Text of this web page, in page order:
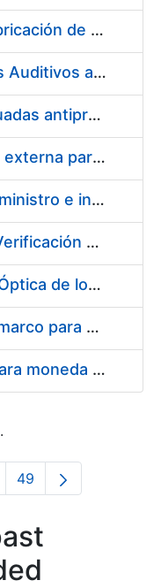
Acuerdo marco para la fabricación de piezas
Suministro de Protectores Auditivos a medida para las personas trabajadoras de los Centros de Trabajo de Madrid y Burgos
Suministro de gafas graduadas antiproyecciones para los trabajadores de la FNMT-RCM en los centros de trabajo de Madrid y Burgos
Servicios de una empresa externa para el asesoramiento y resolución de los recursos de alzada que se presentan relacionados con procesos de selección para la FNMT-RCM
Acuerdo marco para el suministro e instalación de persianas, estores y otros complementos
Servicio de Calibración y Verificación Externa de los Equipos de Medición del Servicio de Prevención de la FNMT-RCM
Conexión mediante Fibra Óptica de los Centros de Proceso de Datos (CPDs) de las sedes de la FNMT-RCM de Burgos y Madrid
Contratación de acuerdo marco para el Suministro de Material de Electricidad para la Fábrica Nacional de Moneda y Timbre-Real Casa de la Moneda en su centro de trabajo de Burgos
Suministro de estuches para moneda de 30 €
Pages Use
Page
49